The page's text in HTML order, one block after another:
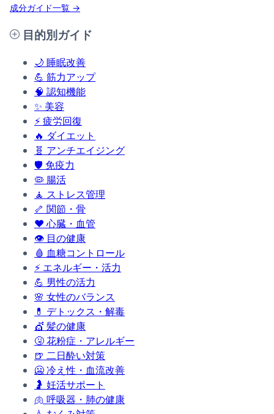
成分ガイド一覧 →
目的別ガイド
🌙 睡眠改善
💪 筋力アップ
🧠 認知機能
✨ 美容
⚡疲労回復
🔥 ダイエット
🧬 アンチエイジング
🛡️ 免疫力
🦠 腸活
🧘 ストレス管理
🦴 関節・骨
❤️ 心臓・血管
👁️ 目の健康
🩸 血糖コントロール
⚡ エネルギー・活力
💪 男性の活力
🌸 女性のバランス
💊 デトックス・解毒
💇 髪の健康
🤧花粉症・アレルギー
🍺 二日酔い対策
🥶冷え性・血流改善
🤰 妊活サポート
🫁 呼吸器・肺の健康